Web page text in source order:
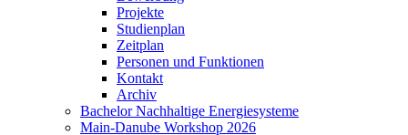
Projekte
Studienplan
Zeitplan
Personen und Funktionen
Kontakt
Archiv
Bachelor Nachhaltige Energiesysteme
Main-Danube Workshop 2026